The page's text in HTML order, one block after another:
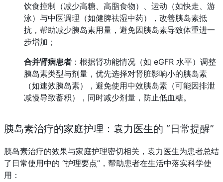
饮食控制（减少高糖、高脂食物）、运动（如快走、游
泳）与中医调理（如健脾祛湿中药），改善胰岛素抵
抗，帮助减少胰岛素用量，避免因胰岛素导致体重进一
步增加；
合并肾病患者 ：根据肾功能情况（如 eGFR 水平）调整
胰岛素类型与剂量，优先选择对肾脏影响小的胰岛素
（如速效胰岛素），避免使用中效胰岛素（可能因排泄
减慢导致蓄积），同时减少剂量，防止低血糖。
胰岛素治疗的家庭护理：袁力医生的 “日常提醒”
胰岛素治疗的效果与家庭护理密切相关，袁力医生为患者总结
了日常使用中的 “护理要点”，帮助患者在生活中落实科学使
用：